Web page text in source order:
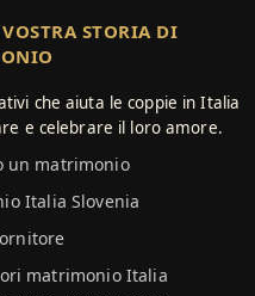
STORIA DI
che aiuta le coppie in Italia
e celebrare il loro amore.
un matrimonio
Italia Slovenia
matrimonio Italia